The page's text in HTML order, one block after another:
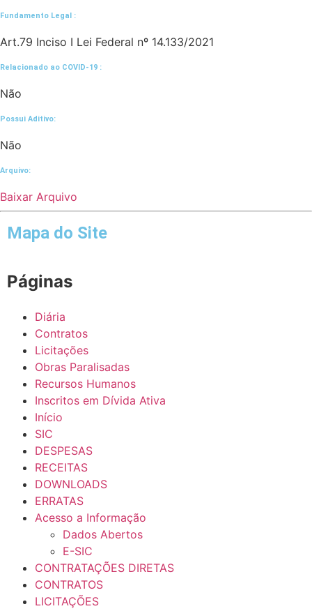
Fundamento Legal :​
Art.79 Inciso I Lei Federal nº 14.133/2021
Relacionado ao COVID-19 :​
Não
Possui Aditivo:​
Não
Arquivo:
Baixar Arquivo
Mapa do Site
Páginas
Diária
Contratos
Licitações
Obras Paralisadas
Recursos Humanos
Inscritos em Dívida Ativa
Início
SIC
DESPESAS
RECEITAS
DOWNLOADS
ERRATAS
Acesso a Informação
Dados Abertos
E-SIC
CONTRATAÇÕES DIRETAS
CONTRATOS
LICITAÇÕES